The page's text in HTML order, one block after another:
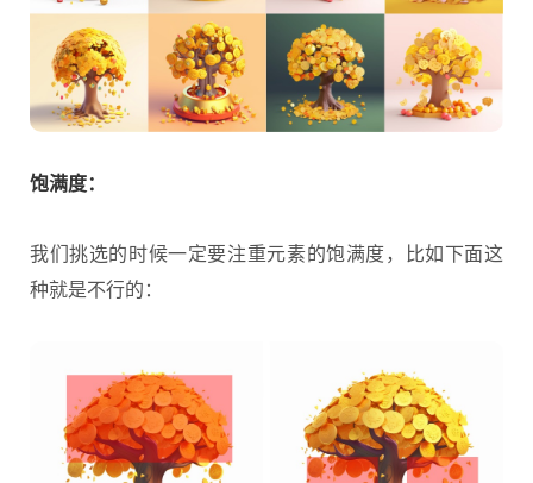
饱满度：
我们挑选的时候一定要注重元素的饱满度，比如下面这
种就是不行的：